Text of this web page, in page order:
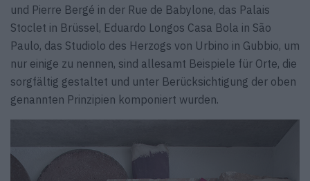
und Pierre Bergé in der Rue de Babylone, das Palais
Stoclet in Brüssel, Eduardo Longos Casa Bola in São
Paulo, das Studiolo des Herzogs von Urbino in Gubbio, um
nur einige zu nennen, sind allesamt Beispiele für Orte, die
sorgfältig gestaltet und unter Berücksichtigung der oben
genannten Prinzipien komponiert wurden.